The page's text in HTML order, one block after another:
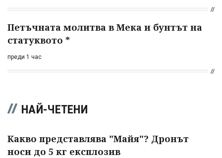
Петъчната молитва в Мека и бунтът на
статуквото *
преди 1 час
НАЙ-ЧЕТЕНИ
Какво представлява "Майя"? Дронът
носи до 5 кг експлозив